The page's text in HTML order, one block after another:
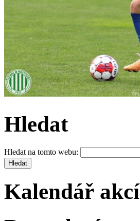
Hledat
Hledat na tomto webu:
Kalendář akcí